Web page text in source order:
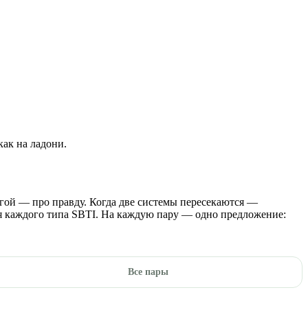
на ладони.
— про правду. Когда две системы пересекаются —
типа SBTI. На каждую пару — одно предложение:
Все пары